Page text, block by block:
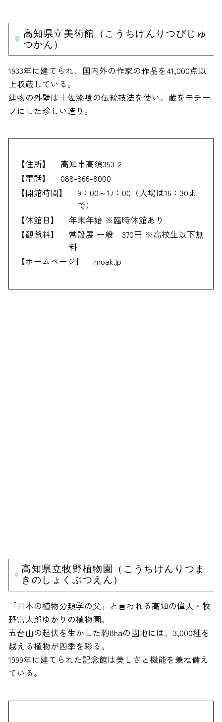
高知県立美術館（こうちけんりつびじゅ
つかん）
1933年に建てられ、国内外の作家の作品を41,000点以
上収蔵している。
建物の外壁は土佐漆喰の伝統技法を使い、蔵をモチー
フにした珍しい造り。
【住所】
高知市高須353-2
【電話】
088-866-8000
【開館時間】
9：00～17：00（入場は16：30ま
で）
【休館日】
年末年始 ※臨時休館あり
【観覧料】
常設展 一般 370円 ※高校生以下無
料
【ホームページ】
moak.jp
高知県立牧野植物園（こうちけんりつま
きのしょくぶつえん）
「日本の植物分類学の父」と言われる高知の偉人・牧
野富太郎ゆかりの植物園。
五台山の起伏を生かした約8haの園地には、3,000種を
越える植物が四季を彩る。
1999年に建てられた記念館は美しさと機能を兼ね備え
ている。